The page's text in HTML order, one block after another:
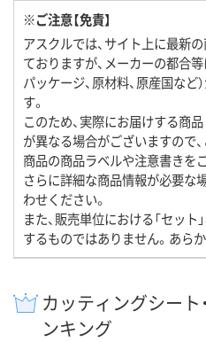
※ご注意【免責】
アスクルでは、サイト上に最新
ておりますが、メーカーの都合等
パッケージ、原材料、原産国な
す。
このため、実際にお届けする商
が異なる場合がございますので
商品の商品ラベルや注意書きを
さらに詳細な商品情報が必要な
わせください。
また、販売単位における「セッ
するものではありません。あら
カッティングシート
ンキング